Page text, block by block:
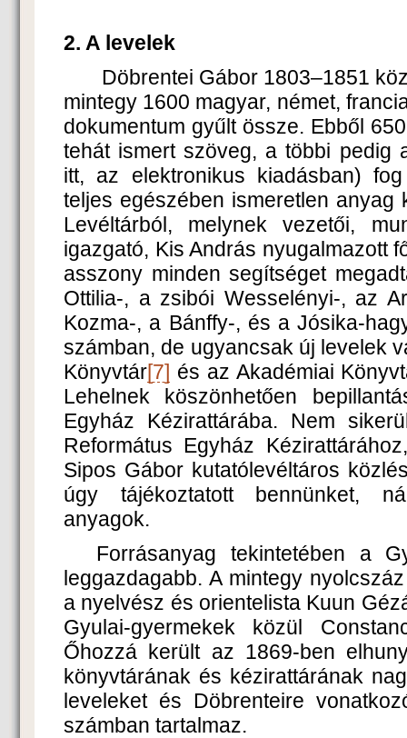
2. A levelek
Döbrentei Gábor 1803–1851
mintegy 1600 magyar, német,
dokumentum gyűlt össze. Ebből
tehát ismert szöveg, a többi pedig
itt, az elektronikus kiadásban)
teljes egészében ismeretlen anyag
Levéltárból, melynek vezetői,
igazgató, Kis András nyugalmazott
asszony minden segítséget
Ottilia-, a zsibói Wesselényi-, az
Kozma-, a Bánffy-, és a Jósika-
számban, de ugyancsak új levelek
Könyvtár[7] és az Akadémiai
Lehelnek köszönhetően
Egyház Kézirattárába. Nem
Református Egyház
Sipos Gábor kutatólevéltáros
úgy tájékoztatott bennünket,
anyagok.
Forrásanyag tekintetében a
leggazdagabb. A mintegy
a nyelvész és orientelista Kuun
Gyulai-gyermekek közül
Őhozzá került az 1869-ben
könyvtárának és kézirattárának
leveleket és Döbrenteire
számban tartalmaz.